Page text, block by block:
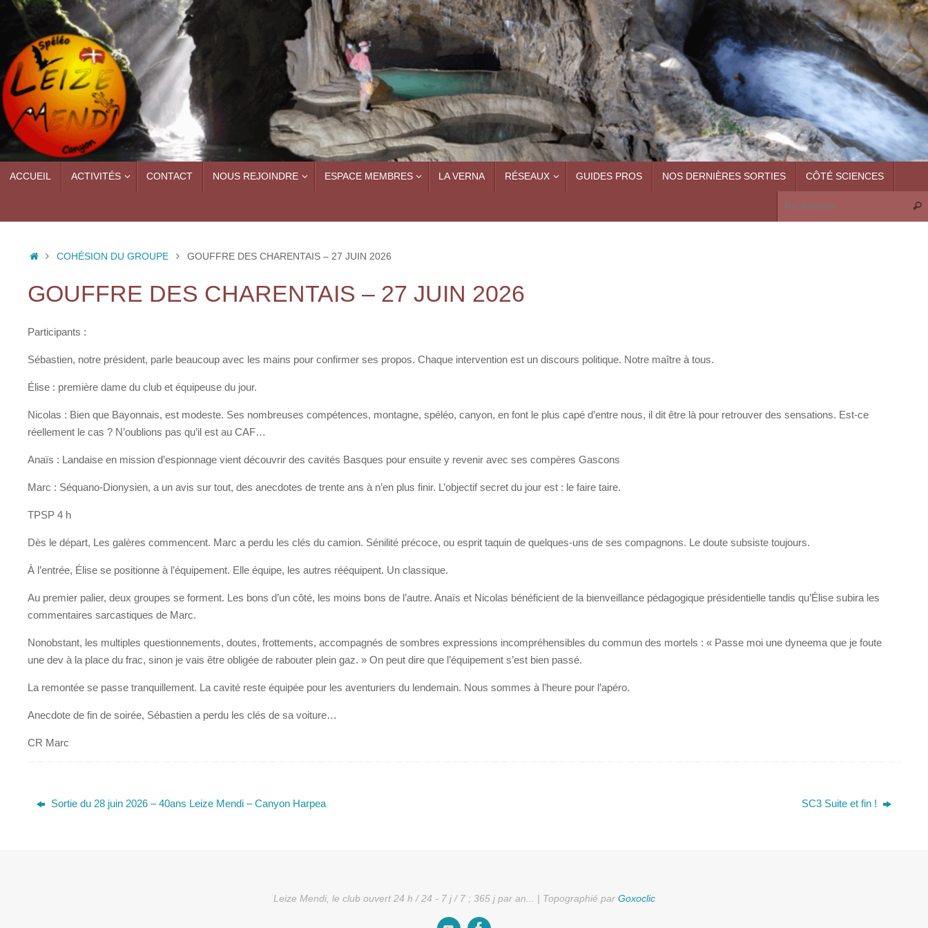
Passer
contenu
AU
ACCUEIL ACTIVITÉS CONTACT NOUS REJOINDRE ESPACE MEMBRES LA VERNA RÉSEAUX GUIDES PROS NOS DERNIÈRES SORTIES CÔTÉ SCIENCES
ACCUEIL
COHÉSION DU GROUPE GOUFFRE DES CHARENTAIS – 27 JUIN 2026
GOUFFRE DES CHARENTAIS – 27 JUIN 2026
Participants :
Sébastien, notre président, parle beaucoup avec les mains pour confirmer ses propos. Chaque intervention est un discours politique. Notre maître à tous.
Élise : première dame du club et équipeuse du jour.
Nicolas : Bien que Bayonnais, est modeste. Ses nombreuses compétences, montagne, spéléo, canyon, en font le plus capé d’entre nous, il dit être là pour retrouver des sensations. Est-ce
réellement le cas ? N’oublions pas qu’il est au CAF…
Anaïs : Landaise en mission d’espionnage vient découvrir des cavités Basques pour ensuite y revenir avec ses compères Gascons
Marc : Séquano-Dionysien, a un avis sur tout, des anecdotes de trente ans à n’en plus finir. L’objectif secret du jour est : le faire taire.
TPSP 4 h
Dès le départ, Les galères commencent. Marc a perdu les clés du camion. Sénilité précoce, ou esprit taquin de quelques-uns de ses compagnons. Le doute subsiste toujours.
À l’entrée, Élise se positionne à l’équipement. Elle équipe, les autres rééquipent. Un classique.
Au premier palier, deux groupes se forment. Les bons d’un côté, les moins bons de l’autre. Anaïs et Nicolas bénéficient de la bienveillance pédagogique présidentielle tandis qu’Élise subira les
commentaires sarcastiques de Marc.
Nonobstant, les multiples questionnements, doutes, frottements, accompagnés de sombres expressions incompréhensibles du commun des mortels : « Passe moi une dyneema que je foute
une dev à la place du frac, sinon je vais être obligée de rabouter plein gaz. » On peut dire que l’équipement s’est bien passé.
La remontée se passe tranquillement. La cavité reste équipée pour les aventuriers du lendemain. Nous sommes à l’heure pour l’apéro.
Anecdote de fin de soirée, Sébastien a perdu les clés de sa voiture…
CR Marc
Sortie du 28 juin 2026 – 40ans Leize Mendi – Canyon Harpea SC3 Suite et fin !
Leize Mendi, le club ouvert 24 h / 24 - 7 j / 7 ; 365 j par an... | Topographié par Goxoclic